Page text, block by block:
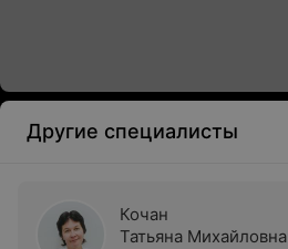
Другие специалисты
Кочан
Татьяна Михайловна